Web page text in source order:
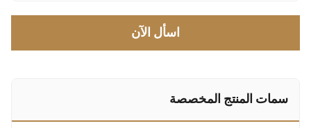
اسأل الآن
سمات المنتج المخصصة